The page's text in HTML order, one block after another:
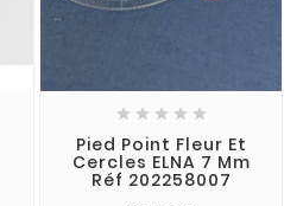
    
Pied Point Fleur Et
Cercles ELNA 7 Mm
Réf 202258007